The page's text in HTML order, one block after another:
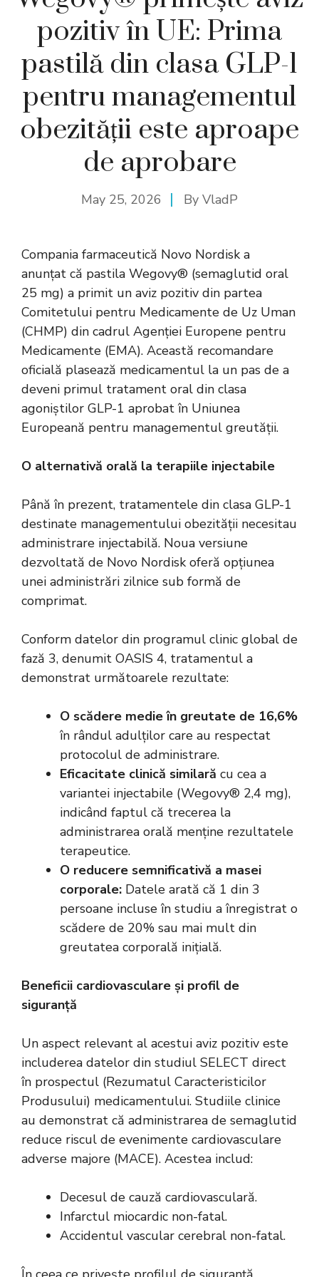
pozitiv în UE: Prima
pastilă din clasa GLP-1
pentru managementul
obezității este aproape
de aprobare
May 25, 2026 By VladP
Compania farmaceutică Novo Nordisk a
anunțat că pastila Wegovy® (semaglutid oral
25 mg) a primit un aviz pozitiv din partea
Comitetului pentru Medicamente de Uz Uman
(CHMP) din cadrul Agenției Europene pentru
Medicamente (EMA). Această recomandare
oficială plasează medicamentul la un pas de a
deveni primul tratament oral din clasa
agoniștilor GLP-1 aprobat în Uniunea
Europeană pentru managementul greutății.
O alternativă orală la terapiile injectabile
Până în prezent, tratamentele din clasa GLP-1
destinate managementului obezității necesitau
administrare injectabilă. Noua versiune
dezvoltată de Novo Nordisk oferă opțiunea
unei administrări zilnice sub formă de
comprimat.
Conform datelor din programul clinic global de
fază 3, denumit OASIS 4, tratamentul a
demonstrat următoarele rezultate:
O scădere medie în greutate de 16,6%
în rândul adulților care au respectat
protocolul de administrare.
Eficacitate clinică similară cu cea a
variantei injectabile (Wegovy® 2,4 mg),
indicând faptul că trecerea la
administrarea orală menține rezultatele
terapeutice.
O reducere semnificativă a masei
corporale: Datele arată că 1 din 3
persoane incluse în studiu a înregistrat o
scădere de 20% sau mai mult din
greutatea corporală inițială.
Beneficii cardiovasculare și profil de
siguranță
Un aspect relevant al acestui aviz pozitiv este
includerea datelor din studiul SELECT direct
în prospectul (Rezumatul Caracteristicilor
Produsului) medicamentului. Studiile clinice
au demonstrat că administrarea de semaglutid
reduce riscul de evenimente cardiovasculare
adverse majore (MACE). Acestea includ:
Decesul de cauză cardiovasculară.
Infarctul miocardic non-fatal.
Accidentul vascular cerebral non-fatal.